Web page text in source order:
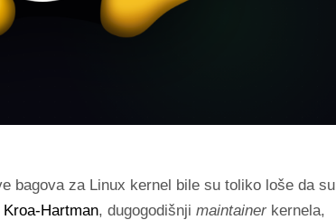
bagova za Linux kernel bile su toliko loše da su
Kroa-Hartman, dugogodišnji maintainer kernela,